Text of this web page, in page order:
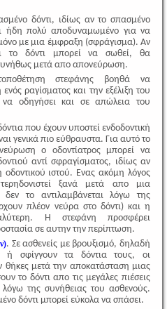
δόντι, ιδίως αν το σπασμένο
ήδη πολύ αποδυναμωμένο για να
με μια έμφραξη (σφράγισμα). Αν
το δόντι μπορεί να σωθεί, θα
μετά απο απονεύρωση.
στεφάνης βοηθά να
ραγίσματος και την εξέλιξη του
οδηγήσει και σε απώλεια του
που έχουν υποστεί ενδοδοντική
γενικά πιο εύθραυστα. Για αυτό το
ο οδοντίατρος μπορεί να
αντί σφραγίσματος, ιδίως αν
ιστού. Ενας ακόμη λόγος
ξανά μετά απο μια
το αντιλαμβάνεται λόγω της
πλέον νεύρα στο δόντι) και η
Η στεφάνη προσφέρει
σε αυτην την περίπτωση.
. Σε ασθενείς με βρουξισμό, δηλαδή
ή σφίγγουν τα δόντια τους, οι
θήκες μετά την αποκατάσταση μιας
το δόντι απο τις μεγάλες πιέσεις
της συνήθειας του ασθενούς.
δόντι μπορεί εύκολα να σπάσει.